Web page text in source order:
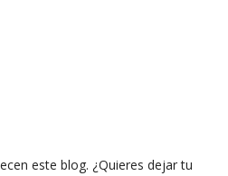
este blog. ¿Quieres dejar tu